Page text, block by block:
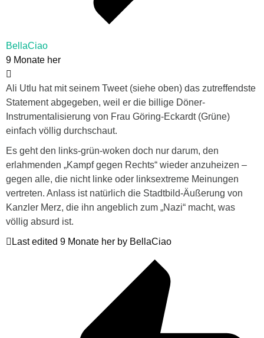
BellaCiao
9 Monate her
Ali Utlu hat mit seinem Tweet (siehe oben) das zutreffendste
Statement abgegeben, weil er die billige Döner-
Instrumentalisierung von Frau Göring-Eckardt (Grüne)
einfach völlig durchschaut.
Es geht den links-grün-woken doch nur darum, den
erlahmenden „Kampf gegen Rechts“ wieder anzuheizen –
gegen alle, die nicht linke oder linksextreme Meinungen
vertreten. Anlass ist natürlich die Stadtbild-Äußerung von
Kanzler Merz, die ihn angeblich zum „Nazi“ macht, was
völlig absurd ist.
Last edited 9 Monate her by BellaCiao